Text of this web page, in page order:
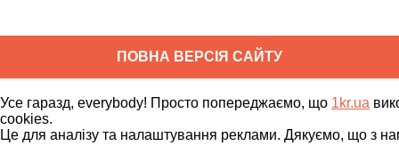
ПОВНА ВЕРСІЯ САЙТУ
Copyright ©
Всі права захищені
Усе гаразд, everybody! Просто попереджаємо, що 1kr.ua
cookies.
Це для аналізу та налаштування реклами. Дякуємо, що з